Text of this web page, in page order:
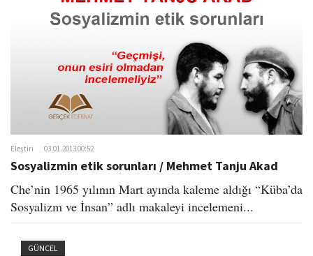
Eleştiri 03.01.2013 00:52
Sosyalizmin etik sorunları / Mehmet Tanju Akad
Che’nin 1965 yılının Mart ayında kaleme aldığı “Küba’da
Sosyalizm ve İnsan” adlı makaleyi incelemeni...
GÜNCEL